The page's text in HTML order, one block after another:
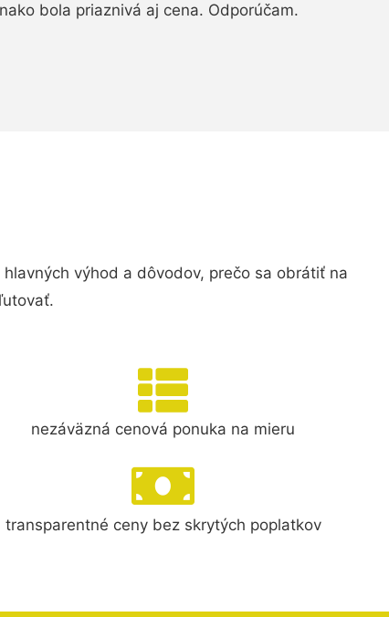
bola priaznivá aj cena. Odporúčam.
výhod a dôvodov, prečo sa obrátiť na
nezáväzná cenová ponuka na mieru
transparentné ceny bez skrytých poplatkov